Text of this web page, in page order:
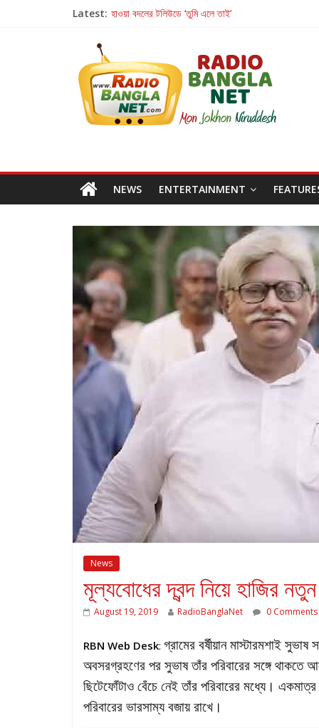
Latest: হাওয়া বদলের টলিউডে ‘তুমি এলে তাই’
জগন্নাথমঙ্গলম্ — বাংলায় প্রথমবার মঞ্চে এবার রথযাত্রার
Retribution: A Thought-Provoking Short
NEWS ENTERTAINMENT
News
মূল্যবোধের দ্বন্দ নিয়ে হাজির নতুন
August 19, 2019 RadioBanglaNet 0 Comments
RBN Web Desk: গ্রামের বর্ষীয়ান মাস্টারমশাই
অবসরগ্রহণের পর সুভাষ তাঁর পরিবারের সঙ্গে
ছিটেফোঁটাও বেঁচে নেই তাঁর পরিবারের মধ্যে।
পরিবারের ভারসাম্য বজায় রাখে।